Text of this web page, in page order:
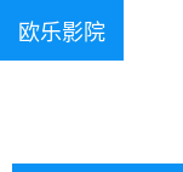
欧乐影院